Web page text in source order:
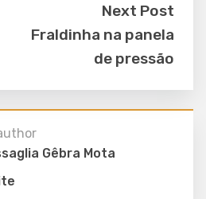
Next Post
Fraldinha na panela
de pressão
Gêbra Mota